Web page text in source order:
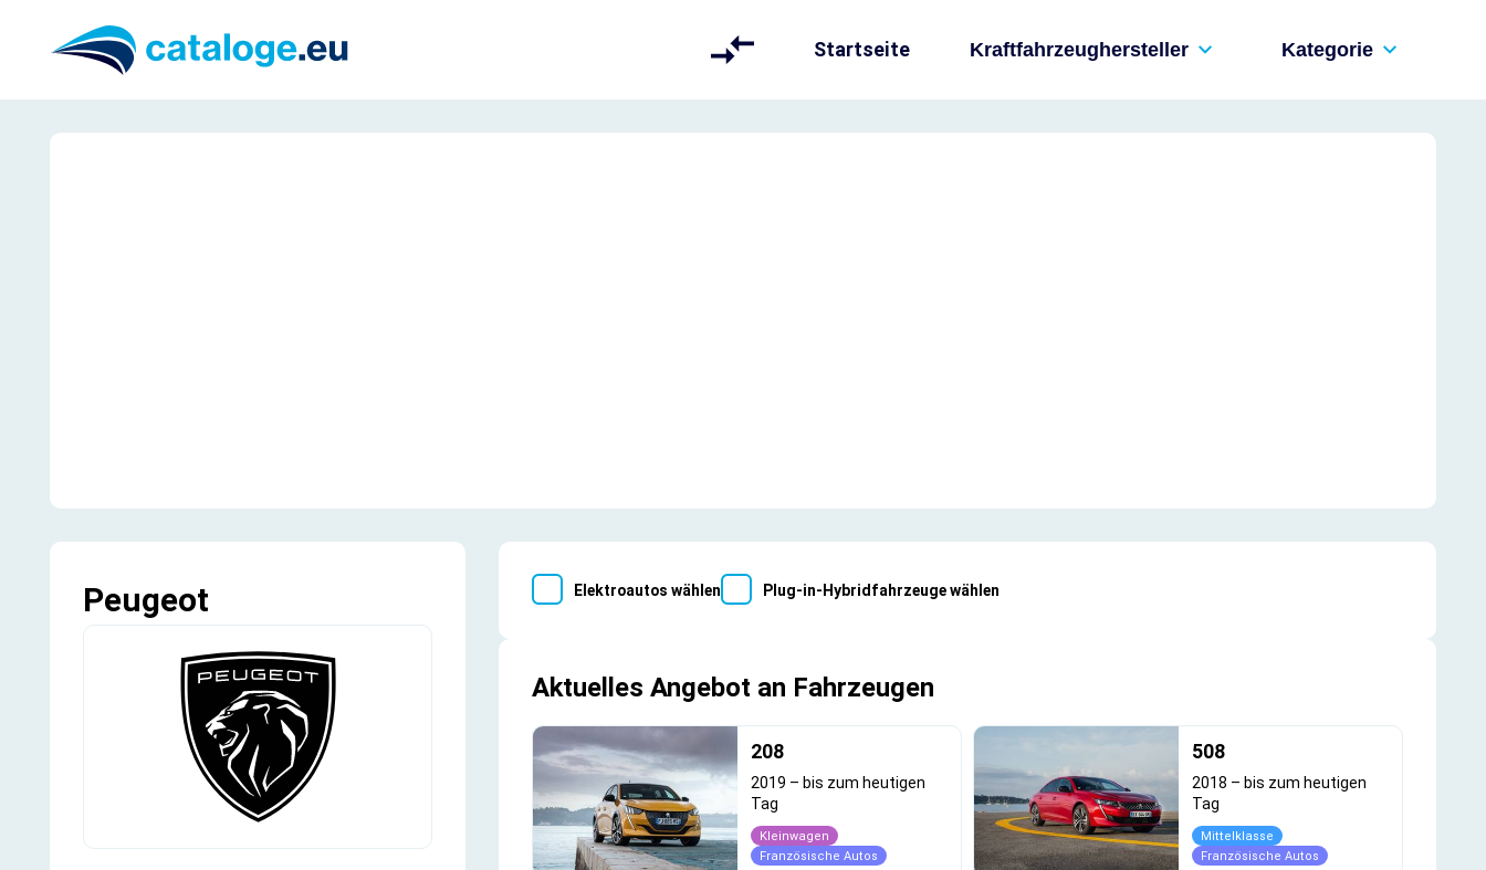
Startseite Kraftfahrzeughersteller Kategorie
Peugeot Elektroautos wählen Plug-in-Hybridfahrzeuge wählen
Aktuelles Angebot an Fahrzeugen
208
2019 – bis zum heutigen
Tag
Kleinwagen
Französische Autos
508
2018 – bis zum heutigen
Tag
Mittelklasse
Französische Autos